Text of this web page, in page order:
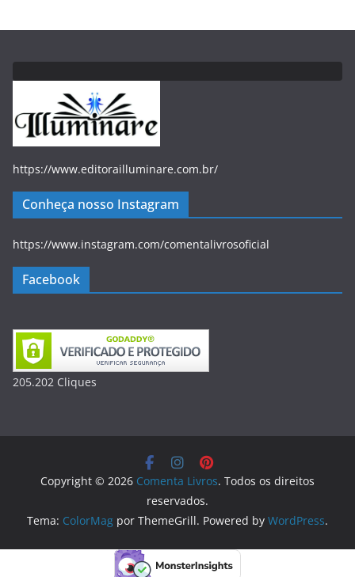
https://www.editorailluminare.com.br/
Conheça nosso Instagram
https://www.instagram.com/comentalivrosoficial
Facebook
205.202 Cliques
Copyright © 2026 Comenta Livros. Todos os direitos
reservados.
Tema: ColorMag por ThemeGrill. Powered by WordPress.